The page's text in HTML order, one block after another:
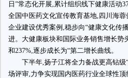
日”常态化开展,累计组织线下健康活动
全国中医药文化宣传教育基地,四川海
企业建设优秀案例,稳步向“健康文化传
进。大健康板块和国际业务销售增长势
和237%,逐步成长为“第二增长曲线。
下半年,扬子江将全力备战更高钻级
场评审,力争实现国内医药行业全球性